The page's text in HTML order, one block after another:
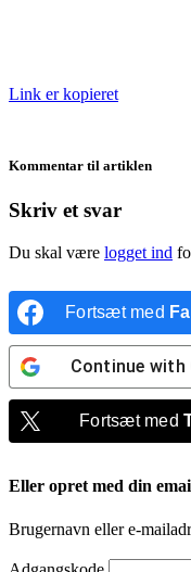
Link er kopieret
Kommentar til artiklen
Skriv et svar
Du skal være logget ind
Fortsæt med
Continue with
Fortsæt med
Eller opret med din
Brugernavn eller e-